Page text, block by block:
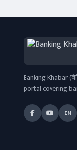
Banking Khabar
portal covering
EN